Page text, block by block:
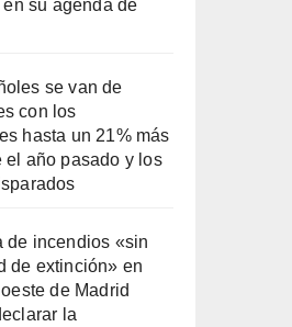
su agenda de
se van de
con los
hasta un 21% más
el año pasado y los
de incendios «sin
de extinción» en
de Madrid
la